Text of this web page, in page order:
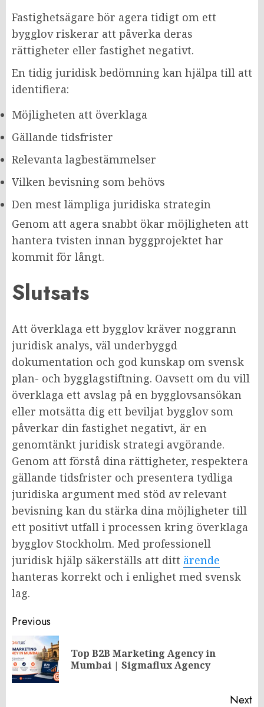
Fastighetsägare bör agera tidigt om ett
bygglov riskerar att påverka deras
rättigheter eller fastighet negativt.
En tidig juridisk bedömning kan hjälpa till att
identifiera:
Möjligheten att överklaga
Gällande tidsfrister
Relevanta lagbestämmelser
Vilken bevisning som behövs
Den mest lämpliga juridiska strategin
Genom att agera snabbt ökar möjligheten att
hantera tvisten innan byggprojektet har
kommit för långt.
Slutsats
Att överklaga ett bygglov kräver noggrann
juridisk analys, väl underbyggd
dokumentation och god kunskap om svensk
plan- och bygglagstiftning. Oavsett om du vill
överklaga ett avslag på en bygglovsansökan
eller motsätta dig ett beviljat bygglov som
påverkar din fastighet negativt, är en
genomtänkt juridisk strategi avgörande.
Genom att förstå dina rättigheter, respektera
gällande tidsfrister och presentera tydliga
juridiska argument med stöd av relevant
bevisning kan du stärka dina möjligheter till
ett positivt utfall i processen kring överklaga
bygglov Stockholm. Med professionell
juridisk hjälp säkerställs att ditt ärende
hanteras korrekt och i enlighet med svensk
lag.
Post
navigation
Previous
Top B2B Marketing Agency in
Mumbai | Sigmaflux Agency
Next